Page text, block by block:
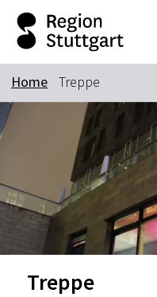
Keyword
Home Treppe
Treppe